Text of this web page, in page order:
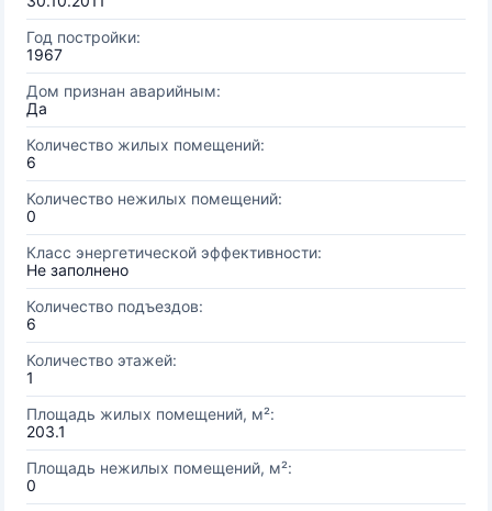
Год постройки:
1967
Дом признан аварийным:
Да
Количество жилых помещений:
6
Количество нежилых помещений:
0
Класс энергетической эффективности:
Не заполнено
Количество подъездов:
6
Количество этажей:
1
Площадь жилых помещений, м²:
203.1
Площадь нежилых помещений, м²:
0